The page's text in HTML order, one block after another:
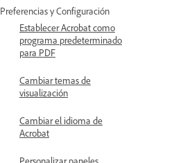
Preferencias y Configuración
Establecer Acrobat como
programa predeterminado
para PDF
Cambiar temas de
visualización
Cambiar el idioma de
Acrobat
Personalizar paneles